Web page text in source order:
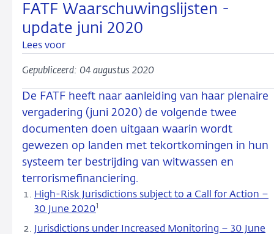
FATF Waarschuwingslijsten -
update juni 2020
Lees voor
Gepubliceerd: 04 augustus 2020
De FATF heeft naar aanleiding van haar plenaire
vergadering (juni 2020) de volgende twee
documenten doen uitgaan waarin wordt
gewezen op landen met tekortkomingen in hun
systeem ter bestrijding van witwassen en
terrorismefinanciering.
High-Risk Jurisdictions subject to a Call for Action –
30 June 2020
Jurisdictions under Increased Monitoring – 30 June